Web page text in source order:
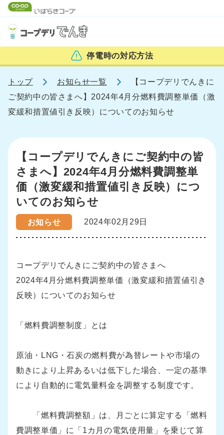
停電時の対応方法
トップ お知らせ一覧
【コープデリでんきに
ご契約中の皆さまへ】2024年4月分燃料費調整単価（激
変緩和措置値引き反映）についてのお知らせ
【コープデリでんきにご契約中の皆
さまへ】2024年4月分燃料費調整単
価（激変緩和措置値引き反映）につ
いてのお知らせ
お知らせ 2024年02月29日
コープデリでんきにご契約中の皆さまへ
2024年4月分燃料費調整単価（激変緩和措置値引き
反映）についてのお知らせ
「燃料費調整制度」とは
原油・LNG・石炭の燃料費が為替レートや市場の
動きにより上昇あるいは低下した場合、一定の基準
により自動的に電気量料金を調整する制度です。
「燃料費調整額」は、月ごとに算定する「燃料
費調整単価」に「1カ月の電気使用量」を乗じて算